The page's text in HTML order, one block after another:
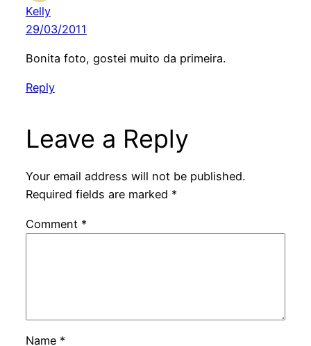
Kelly
29/03/2011
Bonita foto, gostei muito da primeira.
Reply
Leave a Reply
Your email address will not be published.
Required fields are marked *
Comment *
Name *